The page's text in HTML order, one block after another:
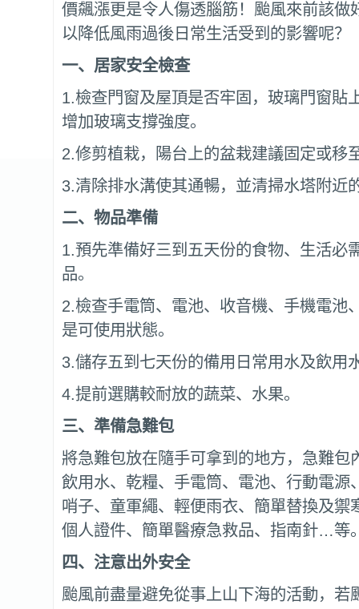
價飆漲更是令人傷透腦筋！颱風來前該做
以降低風雨過後日常生活受到的影響呢？
一、居家安全檢查
1.檢查門窗及屋頂是否牢固，玻璃門窗貼
增加玻璃支撐強度。
2.修剪植栽，陽台上的盆栽建議固定或移
3.清除排水溝使其通暢，並清掃水塔附近
二、物品準備
1.預先準備好三到五天份的食物、生活必
品。
2.檢查手電筒、電池、收音機、手機電池
是可使用狀態。
3.儲存五到七天份的備用日常用水及飲用
4.提前選購較耐放的蔬菜、水果。
三、準備急難包
將急難包放在隨手可拿到的地方，急難包
飲用水、乾糧、手電筒、電池、行動電源
哨子、童軍繩、輕便雨衣、簡單替換及禦
個人證件、簡單醫療急救品、指南針…等
四、注意出外安全
颱風前盡量避免從事上山下海的活動，若